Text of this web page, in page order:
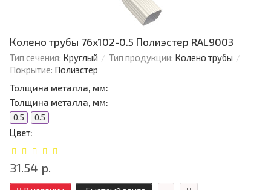
Колено трубы 76х102-0.5 Полиэстер RAL9003
Тип сечения: Круглый Тип продукции: Колено трубы
Покрытие: Полиэстер
Толщина металла, мм:
Толщина металла, мм:
0.5 0.5
Цвет:
31.54 р.